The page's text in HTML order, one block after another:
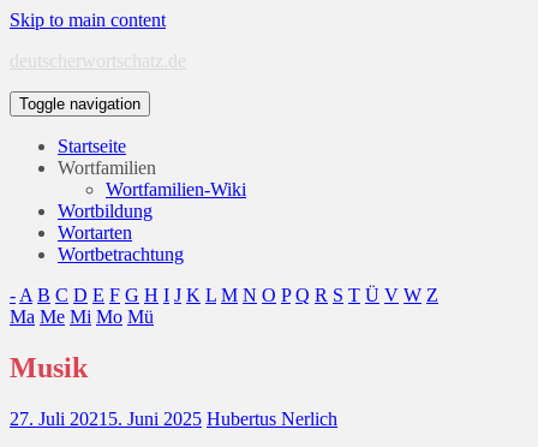
Skip to main content
deutscherwortschatz.de
Toggle navigation
Startseite
Wortfamilien
Wortfamilien-Wiki
Wortbildung
Wortarten
Wortbetrachtung
- A B C D E F G H I J K L M N O P Q R S T Ü V W Z
Ma Me Mi Mo Mü
Musik
27. Juli 2021 5. Juni 2025 Hubertus Nerlich